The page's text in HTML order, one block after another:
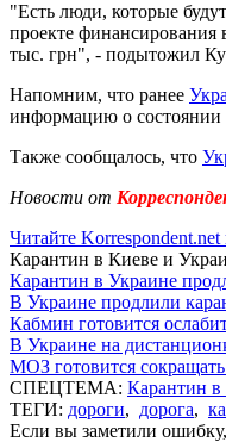
"Есть люди, которые
проекте финансирования
тыс. грн", - подытожил
Напомним, что ранее
информацию о состоянии
Также сообщалось, что
Новости от
Читайте
Карантин в Киеве и
Карантин в Украине
В Украине продлили
Кабмин готовится
В Украине на
МОЗ готовится
СПЕЦТЕМА: Карантин
ТЕГИ: дороги, дорога,
Если вы заметили